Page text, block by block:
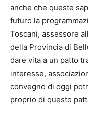
anche che queste
futuro la
Toscani, assessore
della Provincia di
dare vita a un patto
interesse,
convegno di oggi
proprio di questo